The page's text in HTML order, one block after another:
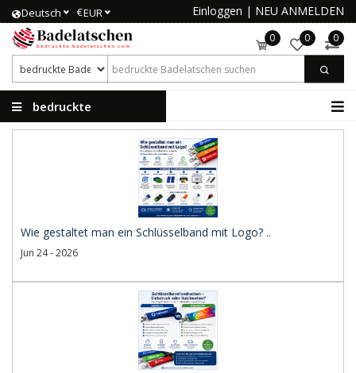
Deutsch €EUR Einloggen | NEU ANMELDEN
0 0 0
bedruckte
Wie gestaltet man ein Schlüsselband mit Logo? ..
Jun 24 - 2026